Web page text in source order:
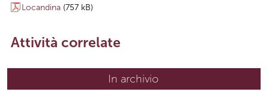
Locandina (757 kB)
Attività correlate
In archivio